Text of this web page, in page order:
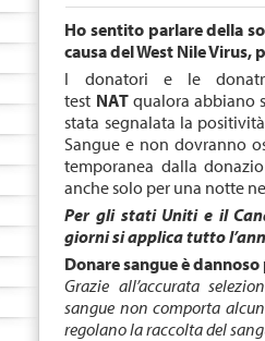
Ho sentito parlare della
causa del West Nile
I donatori e le
test NAT qualora abbiano
stata segnalata la
Sangue e non dovranno
temporanea dalla
anche solo per una notte
Per gli stati Uniti e il
giorni si applica tutto
Donare sangue è
Grazie all’accurata
sangue non comporta
regolano la raccolta del